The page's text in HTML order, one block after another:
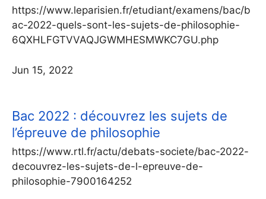
https://www.leparisien.fr/etudiant/examens/bac/b
ac-2022-quels-sont-les-sujets-de-philosophie-
6QXHLFGTVVAQJGWMHESMWKC7GU.php
Jun 15, 2022
Bac 2022 : découvrez les sujets de
l’épreuve de philosophie
https://www.rtl.fr/actu/debats-societe/bac-2022-
decouvrez-les-sujets-de-l-epreuve-de-
philosophie-7900164252